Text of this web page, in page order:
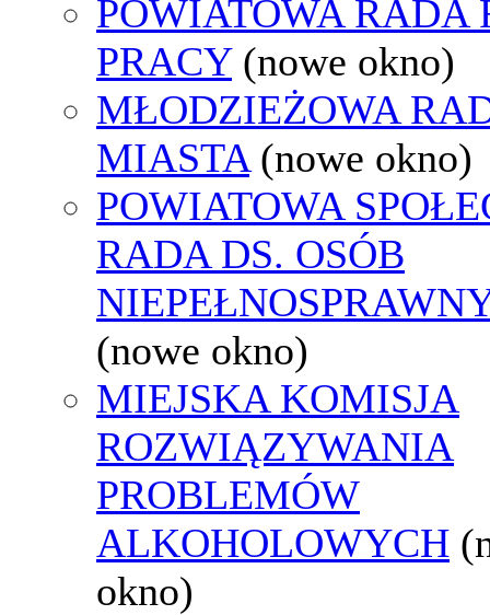
POWIATOWA RADA
PRACY (nowe okno)
MŁODZIEŻOWA
MIASTA (nowe okno)
POWIATOWA
RADA DS. OSÓB
(nowe okno)
MIEJSKA KOMISJA
ROZWIĄZYWANIA
PROBLEMÓW
ALKOHOLOWYCH
okno)